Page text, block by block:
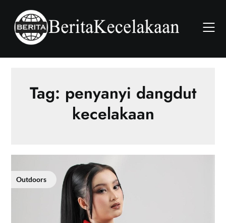
content
Tag: penyanyi dangdut
kecelakaan
Outdoors